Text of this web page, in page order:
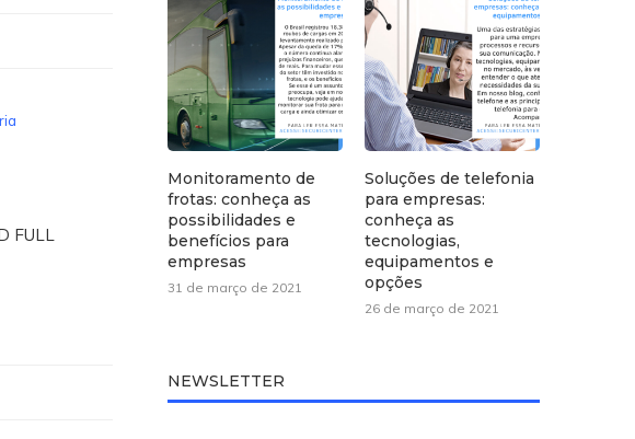
FULL
Monitoramento de
frotas: conheça as
possibilidades e
benefícios para
empresas
31 de março de 2021
Soluções de telefonia
para empresas:
conheça as
tecnologias,
equipamentos e
opções
26 de março de 2021
NEWSLETTER